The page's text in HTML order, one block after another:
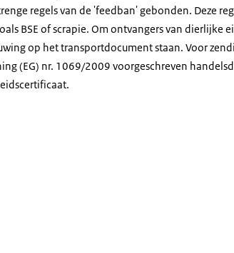
regels van de 'feedban' gebonden. Deze
BSE ofscrapie. Om ontvangers van dierlijke
op het transportdocument staan. Voor
(EG) nr. 1069/2009 voorgeschreven